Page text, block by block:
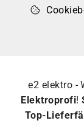
e2 elektro -
Elektroprofi!
Top-